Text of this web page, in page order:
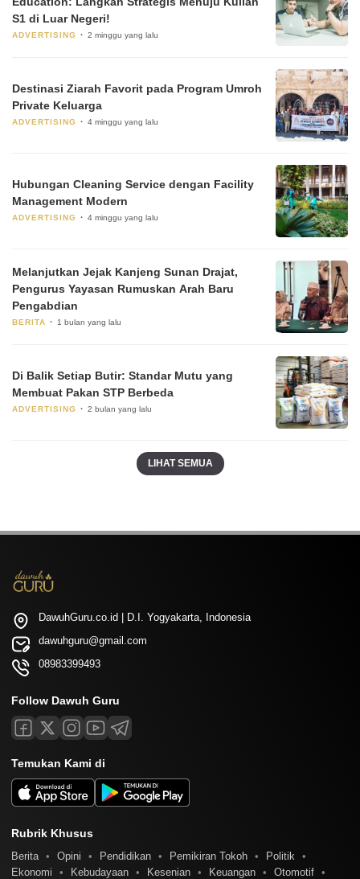
S1 di Luar Negeri!
ADVERTISING 2 minggu yang lalu
Destinasi Ziarah Favorit pada Program Umroh
Private Keluarga
ADVERTISING 4 minggu yang lalu
Hubungan Cleaning Service dengan Facility
Management Modern
ADVERTISING 4 minggu yang lalu
Melanjutkan Jejak Kanjeng Sunan Drajat,
Pengurus Yayasan Rumuskan Arah Baru
Pengabdian
BERITA 1 bulan yang lalu
Di Balik Setiap Butir: Standar Mutu yang
Membuat Pakan STP Berbeda
ADVERTISING 2 bulan yang lalu
LIHAT SEMUA
DawuhGuru.co.id | D.I. Yogyakarta, Indonesia
dawuhguru@gmail.com
08983399493
Follow Dawuh Guru
Temukan Kami di
Rubrik Khusus
Berita Opini Pendidikan Pemikiran Tokoh
Politik
Ekonomi
Kebudayaan Kesenian Keuangan
Otomotif